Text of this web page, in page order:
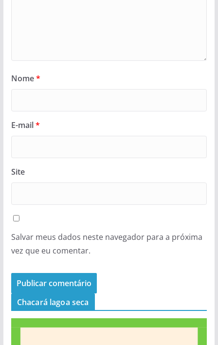
Nome*
E-mail*
Site
Salvar meus dados neste navegador para a próxima
vez que eu comentar.
Chacará lagoa seca